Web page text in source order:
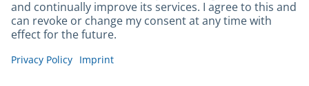
Barrierefreiheit
Leichte Sprache
Gebärdensprache